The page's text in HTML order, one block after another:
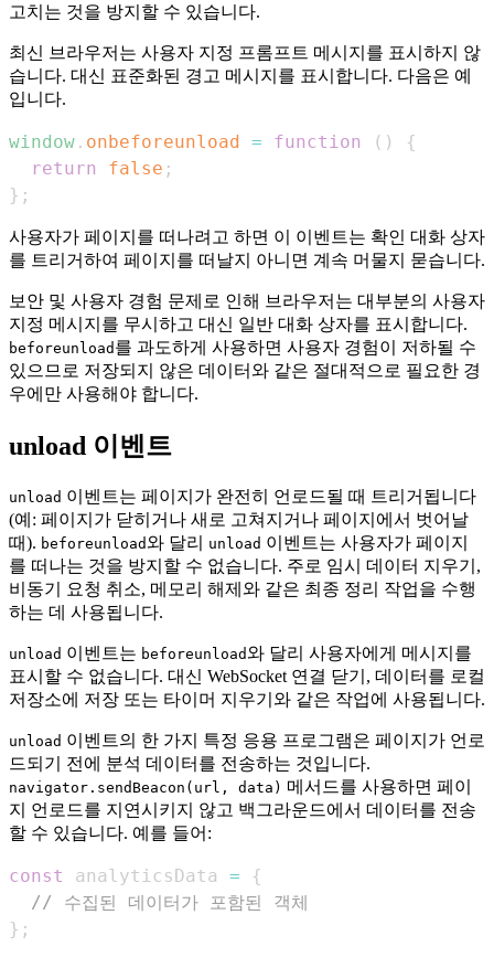
고치는 것을 방지할 수 있습니다.
최신 브라우저는 사용자 지정 프롬프트 메시지를 표시하지 않
습니다. 대신 표준화된 경고 메시지를 표시합니다. 다음은 예
입니다.
window . onbeforeunload = function ( )
{
return
false ;
} ;
사용자가 페이지를 떠나려고 하면 이 이벤트는 확인 대화 상자
를 트리거하여 페이지를 떠날지 아니면 계속 머물지 묻습니다.
보안 및 사용자 경험 문제로 인해 브라우저는 대부분의 사용자
지정 메시지를 무시하고 대신 일반 대화 상자를 표시합니다.
beforeunload 를 과도하게 사용하면 사용자 경험이 저하될 수
있으므로 저장되지 않은 데이터와 같은 절대적으로 필요한 경
우에만 사용해야 합니다.
unload 이벤트
unload 이벤트는 페이지가 완전히 언로드될 때 트리거됩니다
(예: 페이지가 닫히거나 새로 고쳐지거나 페이지에서 벗어날
때). beforeunload와 달리 unload 이벤트는 사용자가 페이지
를 떠나는 것을 방지할 수 없습니다. 주로 임시 데이터 지우기,
비동기 요청 취소, 메모리 해제와 같은 최종 정리 작업을 수행
하는 데 사용됩니다.
unload 이벤트는 beforeunload와 달리 사용자에게 메시지를
표시할 수 없습니다. 대신 WebSocket 연결 닫기, 데이터를 로컬
저장소에 저장 또는 타이머 지우기와 같은 작업에 사용됩니다.
unload 이벤트의 한 가지 특정 응용 프로그램은 페이지가 언로
드되기 전에 분석 데이터를 전송하는 것입니다.
navigator.sendBeacon(url, data) 메서드를 사용하면 페이
지 언로드를 지연시키지 않고 백그라운드에서 데이터를 전송
할 수 있습니다. 예를 들어:
const analyticsData =
{
// 수집된 데이터가 포함된 객체
} ;